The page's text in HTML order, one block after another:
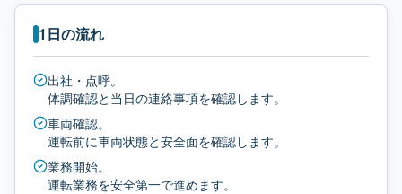
1日の流れ
出社・点呼。
体調確認と当日の連絡事項を確認します。
車両確認。
運転前に車両状態と安全面を確認します。
業務開始。
運転業務を安全第一で進めます。